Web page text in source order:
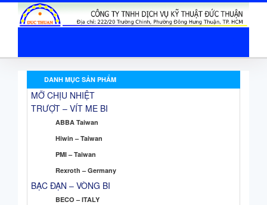
DANH MỤC SẢN PHẨM
MỠ CHỊU NHIỆT
TRƯỢT – VÍT ME BI
ABBA Taiwan
Hiwin – Taiwan
PMI – Taiwan
Rexroth – Germany
BẠC ĐẠN – VÒNG BI
BECO – ITALY